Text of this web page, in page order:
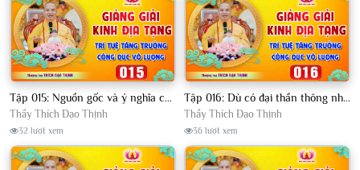
Tập 015: Nguồn gốc và ý nghĩa của Kinh Địa Tạng - Không phải ai cũng biết │Thầy Thích Đạo Thịnh
Thầy Thích Đạo Thịnh
32 lượt xem
Tập 016: Dù có đại thần thông như Đức Phật - Cũng không thể làm được điều này│Thầy Thích Đạo Thịnh
Thầy Thích Đạo Thịnh
36 lượt xem